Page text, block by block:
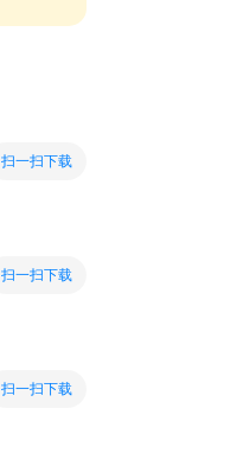
扫一扫下载
扫一扫下载
扫一扫下载